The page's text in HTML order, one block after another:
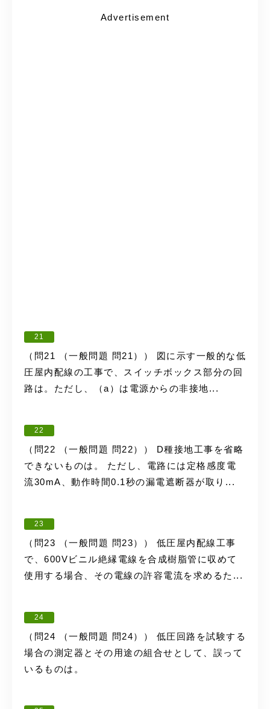
Advertisement
21
（問21 （一般問題 問21）） 図に示す一般的な低
圧屋内配線の工事で、スイッチボックス部分の回
路は。ただし、（a）は電源からの非接地...
22
（問22 （一般問題 問22）） D種接地工事を省略
できないものは。 ただし、電路には定格感度電
流30mA、動作時間0.1秒の漏電遮断器が取り...
23
（問23 （一般問題 問23）） 低圧屋内配線工事
で、600Vビニル絶縁電線を合成樹脂管に収めて
使用する場合、その電線の許容電流を求めるた...
24
（問24 （一般問題 問24）） 低圧回路を試験する
場合の測定器とその用途の組合せとして、誤って
いるものは。